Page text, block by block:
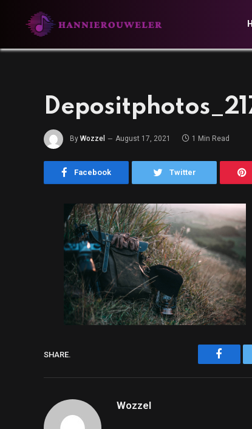
By Wozzel August 17, 2021 1 Min Read
Facebook Twitter
SHARE.
Wozzel